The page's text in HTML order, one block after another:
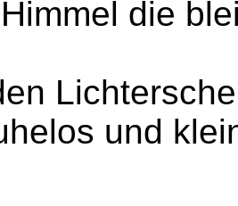
die
und